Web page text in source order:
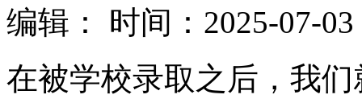
编辑：
时间：2025-07-03
在被学校录取之后，我